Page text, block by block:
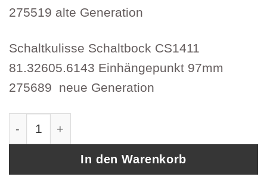
275519 alte Generation
Schaltkulisse Schaltbock CS1411
81.32605.6143 Einhängepunkt 97mm
275689 neue Generation
In den Warenkorb